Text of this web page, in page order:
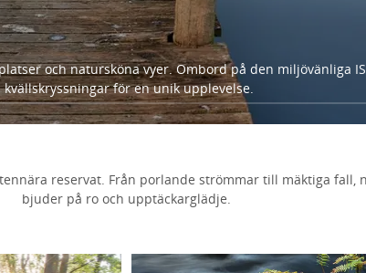
och natursköna vyer. Ombord på den miljövänliga
för en unik upplevelse.
reservat. Från porlande strömmar till mäktiga fall,
bjuder på ro och upptäckarglädje.